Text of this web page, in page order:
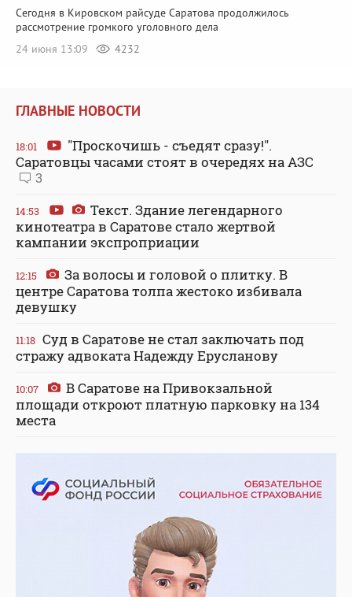
Сегодня в Кировском райсуде Саратова продолжилось
рассмотрение громкого уголовного дела
24 июня 13:09
4232
ГЛАВНЫЕ НОВОСТИ
18:01
"Проскочишь - съедят сразу!".
Саратовцы часами стоят в очередях на АЗС
3
14:53
Текст. Здание легендарного
кинотеатра в Саратове стало жертвой
кампании экспроприации
12:15
За волосы и головой о плитку. В
центре Саратова толпа жестоко избивала
девушку
11:18 Суд в Саратове не стал заключать под
стражу адвоката Надежду Ерусланову
10:07
В Саратове на Привокзальной
площади откроют платную парковку на 134
места